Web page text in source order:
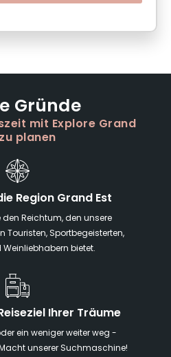
Gründe
mit Explore Grand
planen
Region Grand Est
Reichtum, den unsere
Touristen, Sportbegeisterten,
bietet.
Ihrer Träume
ein weniger weiter weg -
unserer Suchmaschine!